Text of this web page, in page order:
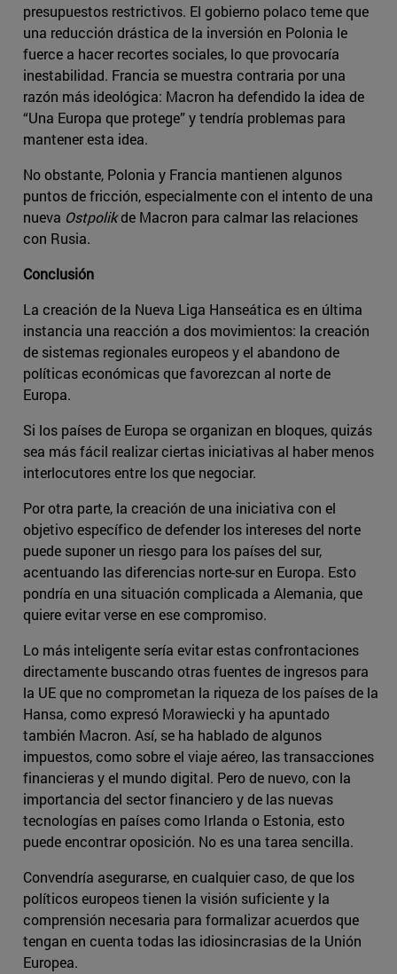
presupuestos restrictivos. El gobierno polaco teme que
una reducción drástica de la inversión en Polonia le
fuerce a hacer recortes sociales, lo que provocaría
inestabilidad. Francia se muestra contraria por una
razón más ideológica: Macron ha defendido la idea de
“Una Europa que protege” y tendría problemas para
mantener esta idea.
No obstante, Polonia y Francia mantienen algunos
puntos de fricción, especialmente con el intento de una
nueva Ostpolikde Macron para calmar las relaciones
con Rusia.
Conclusión
La creación de la Nueva Liga Hanseática es en última
instancia una reacción a dos movimientos: la creación
de sistemas regionales europeos y el abandono de
políticas económicas que favorezcan al norte de
Europa.
Si los países de Europa se organizan en bloques, quizás
sea más fácil realizar ciertas iniciativas al haber menos
interlocutores entre los que negociar.
Por otra parte, la creación de una iniciativa con el
objetivo específico de defender los intereses del norte
puede suponer un riesgo para los países del sur,
acentuando las diferencias norte-sur en Europa. Esto
pondría en una situación complicada a Alemania, que
quiere evitar verse en ese compromiso.
Lo más inteligente sería evitar estas confrontaciones
directamente buscando otras fuentes de ingresos para
la UE que no comprometan la riqueza de los países de la
Hansa, como expresó Morawiecki y ha apuntado
también Macron. Así, se ha hablado de algunos
impuestos, como sobre el viaje aéreo, las transacciones
financieras y el mundo digital. Pero de nuevo, con la
importancia del sector financiero y de las nuevas
tecnologías en países como Irlanda o Estonia, esto
puede encontrar oposición. No es una tarea sencilla.
Convendría asegurarse, en cualquier caso, de que los
políticos europeos tienen la visión suficiente y la
comprensión necesaria para formalizar acuerdos que
tengan en cuenta todas las idiosincrasias de la Unión
Europea.